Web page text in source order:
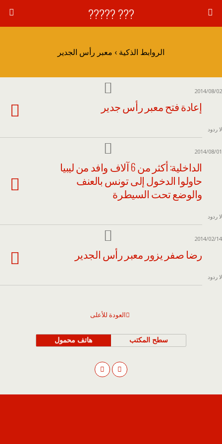
??? ?????
الروابط الذكية › معبر رأس الجدير
2014/08/02
إعادة فتح معبر رأس جدير
لا ردود
2014/08/01
الداخلية: أكثر من 6 آلاف وافد من ليبيا
حاولوا الدخول إلى تونس بالعنف
والوضع تحت السيطرة
لا ردود
2014/02/14
رضا صفر يزور معبر رأس الجدير
لا ردود
العودة للأعلى
هاتف محمول سطح المكتب